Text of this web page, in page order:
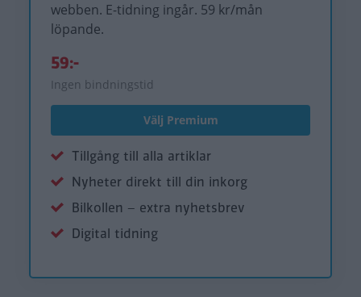
webben. E-tidning ingår. 59 kr/mån
löpande.
59:-
Ingen bindningstid
Välj Premium
Tillgång till alla artiklar
Nyheter direkt till din inkorg
Bilkollen – extra nyhetsbrev
Digital tidning